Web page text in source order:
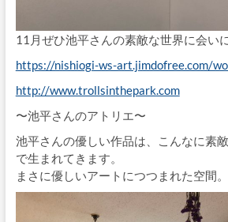
11月ぜひ池平さんの素敵な世界に会い
https://nishiogi-ws-art.jimdofree.com/
http://www.trollsinthepark.com
〜池平さんのアトリエ〜
池平さんの優しい作品は、こんなに素
で生まれてきます。
まさに優しいアートにつつまれた空間。